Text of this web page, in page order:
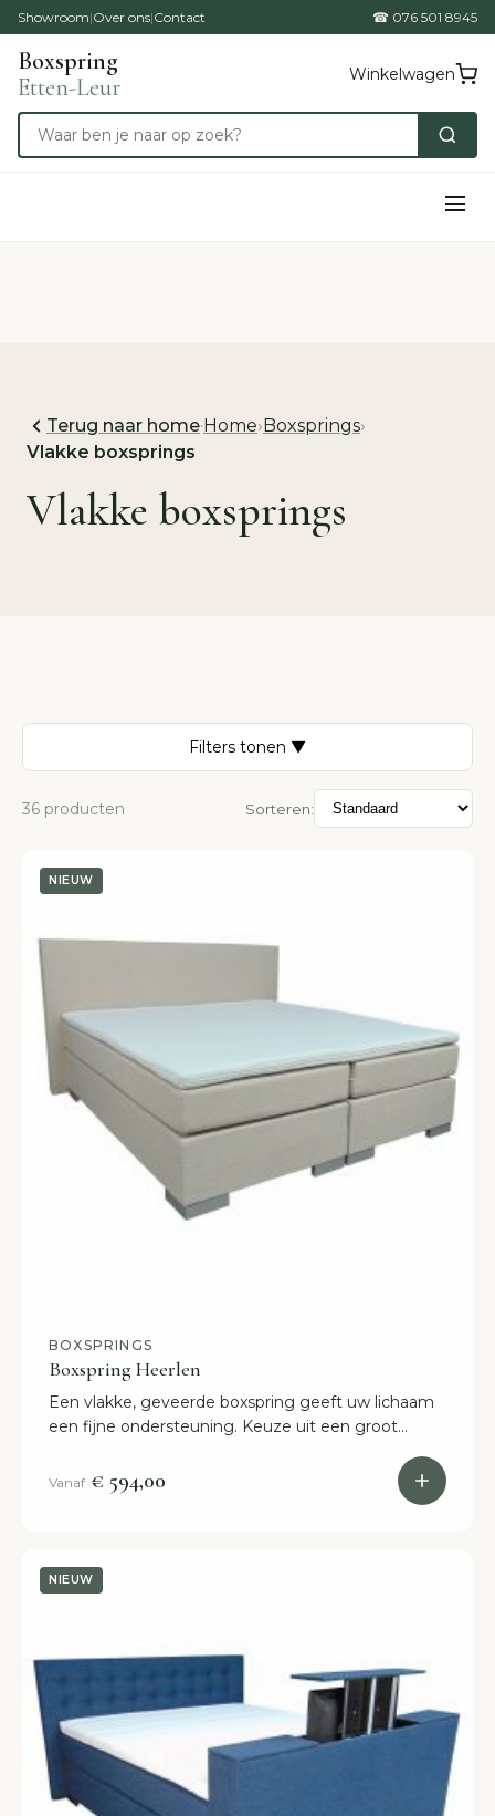
Showroom|Over ons|Contact ☎ 076 501 8945
Boxspring
Etten-Leur
Winkelwagen
Terug naar home·Home›Boxsprings›
Vlakke boxsprings
Vlakke boxsprings
Filters tonen ▼
36 producten Sorteren:
NIEUW
BOXSPRINGS
Boxspring Heerlen
Een vlakke, geveerde boxspring geeft uw lichaam
een fijne ondersteuning. Keuze uit een groot
Vanaf € 594,00
NIEUW